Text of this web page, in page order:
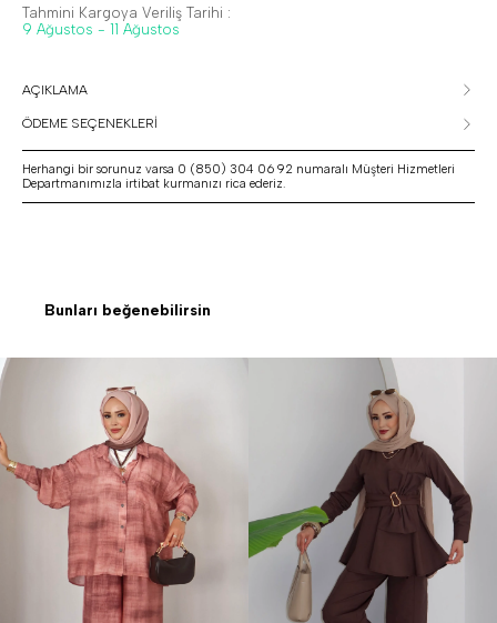
Tahmini Kargoya Veriliş Tarihi :
9 Ağustos - 11 Ağustos
AÇIKLAMA
ÖDEME SEÇENEKLERİ
Herhangi bir sorunuz varsa 0 (850) 304 06 92 numaralı Müşteri Hizmetleri
Departmanımızla irtibat kurmanızı rica ederiz.
Bunları beğenebilirsin